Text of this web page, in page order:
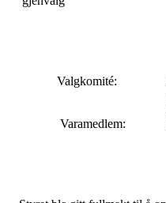
Valgkomité: Bernt
Astrid
Ellen Marie
Varamedlem: Rill